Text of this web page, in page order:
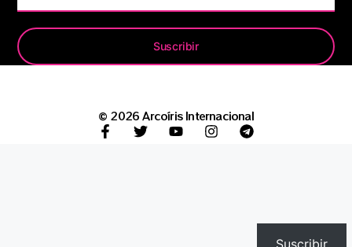
Suscribir
© 2026 Arcoíris Internacional
Suscribir